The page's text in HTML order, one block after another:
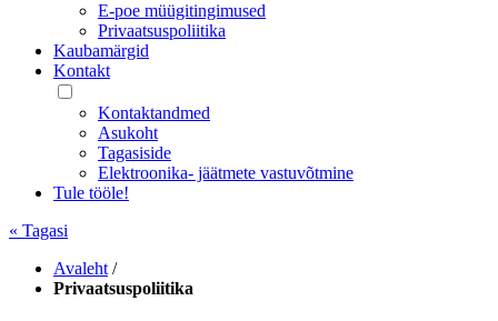
E-poe müügitingimused
Privaatsuspoliitika
Kaubamärgid
Kontakt
Kontaktandmed
Asukoht
Tagasiside
Elektroonika- jäätmete vastuvõtmine
Tule tööle!
« Tagasi
Avaleht /
Privaatsuspoliitika